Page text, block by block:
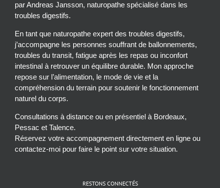
par Andreas Jansson, naturopathe spécialisé dans les
troubles digestifs.
En tant que naturopathe expert des troubles digestifs,
j’accompagne les personnes souffrant de ballonnements,
troubles du transit, fatigue après les repas ou inconfort
intestinal à retrouver un équilibre durable. Mon approche
repose sur l’alimentation, le mode de vie et la
compréhension du terrain pour soutenir le fonctionnement
naturel du corps.
Consultations à distance ou en présentiel à Bordeaux,
Pessac et Talence.
Réservez votre accompagnement directement en ligne ou
contactez-moi pour faire le point sur votre situation.
RESTONS CONNECTÉS